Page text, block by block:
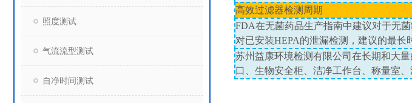
照度测试
气流流型测试
自净时间测试
高效过滤器检测周期
FDA在无菌药品生产指南中建议对于无
对已安装HEPA的泄漏检测，建议的最长
苏州益康环境检测有限公司在长期和大
口、生物安全柜、洁净工作台、称量室、